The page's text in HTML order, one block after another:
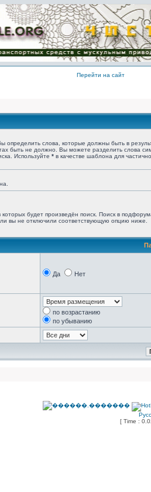
Перейти на сайт
определить слова, которые должны быть в
быть не должно. Вы можете разделить слова
Используйте * в качестве шаблона для
будет произведён поиск. Поиск в
вы не отключили соответствующую опцию ниже.
Да Нет
по возрастанию
по убыванию
[ Time :